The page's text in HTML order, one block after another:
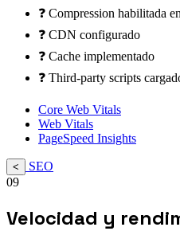
❓ Compression habilitada
❓ CDN configurado
❓ Cache implementado
❓ Third-party scripts
Core Web Vitals
Web Vitals
PageSpeed Insights
<
SEO
09
Velocidad y